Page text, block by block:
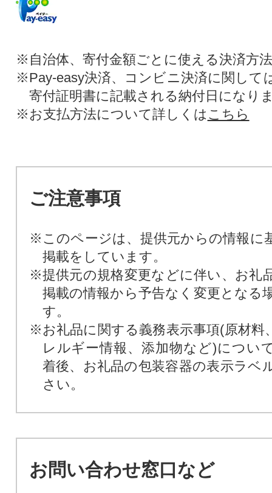
※自治体、寄付金額ごとに使える決済方
※Pay-easy決済、コンビニ決済に関して
寄付証明書に記載される納付日になり
※お支払方法について詳しくは こちら
ご注意事項
※このページは、提供元からの情報に
掲載をしています。
※提供元の規格変更などに伴い、お礼
掲載の情報から予告なく変更となる
す。
※お礼品に関する義務表示事項(原材料
レルギー情報、添加物など)につい
着後、お礼品の包装容器の表示ラベ
さい。
お問い合わせ窓口など